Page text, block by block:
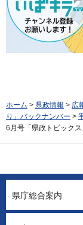
ホーム > 県政情報 > 広
り」バックナンバー >
6月号「県政トピックス
県庁総合案内